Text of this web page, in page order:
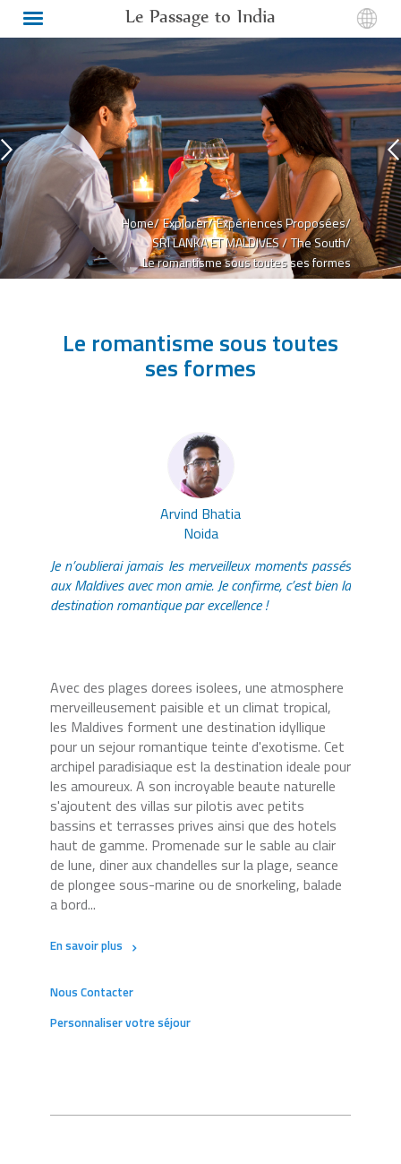
Le Passage to India
Home/Explorer/Expériences Proposées/
SRI LANKA ET MALDIVES /The South/
Le romantisme sous toutes ses formes
Le romantisme sous toutes
ses formes
Arvind Bhatia
Noida
Je n’oublierai jamais les merveilleux moments passés
aux Maldives avec mon amie. Je confirme, c’est bien la
destination romantique par excellence !
Avec des plages dorees isolees, une atmosphere
merveilleusement paisible et un climat tropical,
les Maldives forment une destination idyllique
pour un sejour romantique teinte d'exotisme. Cet
archipel paradisiaque est la destination ideale pour
les amoureux. A son incroyable beaute naturelle
s'ajoutent des villas sur pilotis avec petits
bassins et terrasses prives ainsi que des hotels
haut de gamme. Promenade sur le sable au clair
de lune, diner aux chandelles sur la plage, seance
de plongee sous-marine ou de snorkeling, balade
a bord...
En savoir plus
Nous Contacter
Personnaliser votre séjour